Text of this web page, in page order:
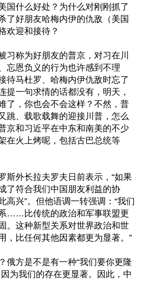
国什么好处？为什么对刚刚抓了
了好朋友哈梅内伊的仇敌（美国
欢迎和接待？
习称为好朋友的普京，对习在川
忘恩负义的行为也许感到不理
待马杜罗、哈梅内伊仇敌时忘了
提一句求情的话都没有，明天，
了，你也会不会这样？不然，普
跳、载歌载舞的迎接川普，怎么
京和习近平在中东和南美的不少
在火上烤呢，包括古巴总统等
斯外长拉夫罗夫日前表示，“如果
了符合我们中国朋友利益的协
高兴”。但他语调一转强调：“我们
……比传统的政治和军事联盟更
。这种新型关系对世界政治和世
，比任何其他因素都更为显著。”
俄方是不是有一种“我们要你更隆
为我们的存在更显著。因此，中